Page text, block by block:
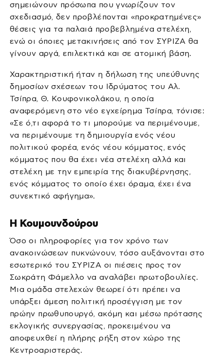
σημειώνουν πρόσωπα που γνωρίζουν τον
σχεδιασμό, δεν προβλέπονται «προκρατημένες»
θέσεις για τα παλαιά προβεβλημένα στελέχη,
ενώ οι όποιες μετακινήσεις από τον ΣΥΡΙΖΑ θα
γίνουν αργά, επιλεκτικά και σε ατομική βάση.
Χαρακτηριστική ήταν η δήλωση της υπεύθυνης
δημοσίων σχέσεων του Ιδρύματος του Αλ.
Τσίπρα, Θ. Κουφονικολάκου, η οποία
αναφερόμενη στο νέο εγχείρημα Τσίπρα, τόνισε:
«Σε ό,τι αφορά το τι μπορούμε να περιμένουμε,
να περιμένουμε τη δημιουργία ενός νέου
πολιτικού φορέα, ενός νέου κόμματος, ενός
κόμματος που θα έχει νέα στελέχη αλλά και
στελέχη με την εμπειρία της διακυβέρνησης,
ενός κόμματος το οποίο έχει όραμα, έχει ένα
συνεκτικό αφήγημα».
Η Κουμουνδούρου
Όσο οι πληροφορίες για τον χρόνο των
ανακοινώσεων πυκνώνουν, τόσο αυξάνονται στο
εσωτερικό του ΣΥΡΙΖΑ οι πιέσεις προς τον
Σωκράτη Φάμελλο να αναλάβει πρωτοβουλίες.
Μια ομάδα στελεχών θεωρεί ότι πρέπει να
υπάρξει άμεση πολιτική προσέγγιση με τον
πρώην πρωθυπουργό, ακόμη και μέσω πρότασης
εκλογικής συνεργασίας, προκειμένου να
αποφευχθεί η πλήρης ρήξη στον χώρο της
Κεντροαριστεράς.